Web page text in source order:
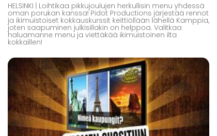
HELSINKI | Loihtikaa pikkujoulujen herkullisin menu yhdessä
oman porukan kanssa! Pidot Productions järjestää rennot
ja ikimuistoiset kokkauskurssit keittiöllään lähellä Kamppia,
joten saapuminen julkisillakin on helppoa. Valitkaa
haluamanne menu ja viettäkää ikimuistoinen ilta
kokkaillen!